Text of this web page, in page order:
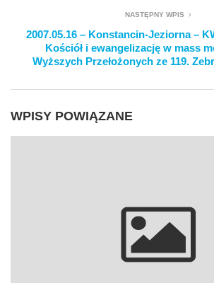
NASTĘPNY WPIS
2007.05.16 – Konstancin-Jeziorna –
Kościół i ewangelizację w mass
Wyższych Przełożonych ze 119.
WPISY POWIĄZANE